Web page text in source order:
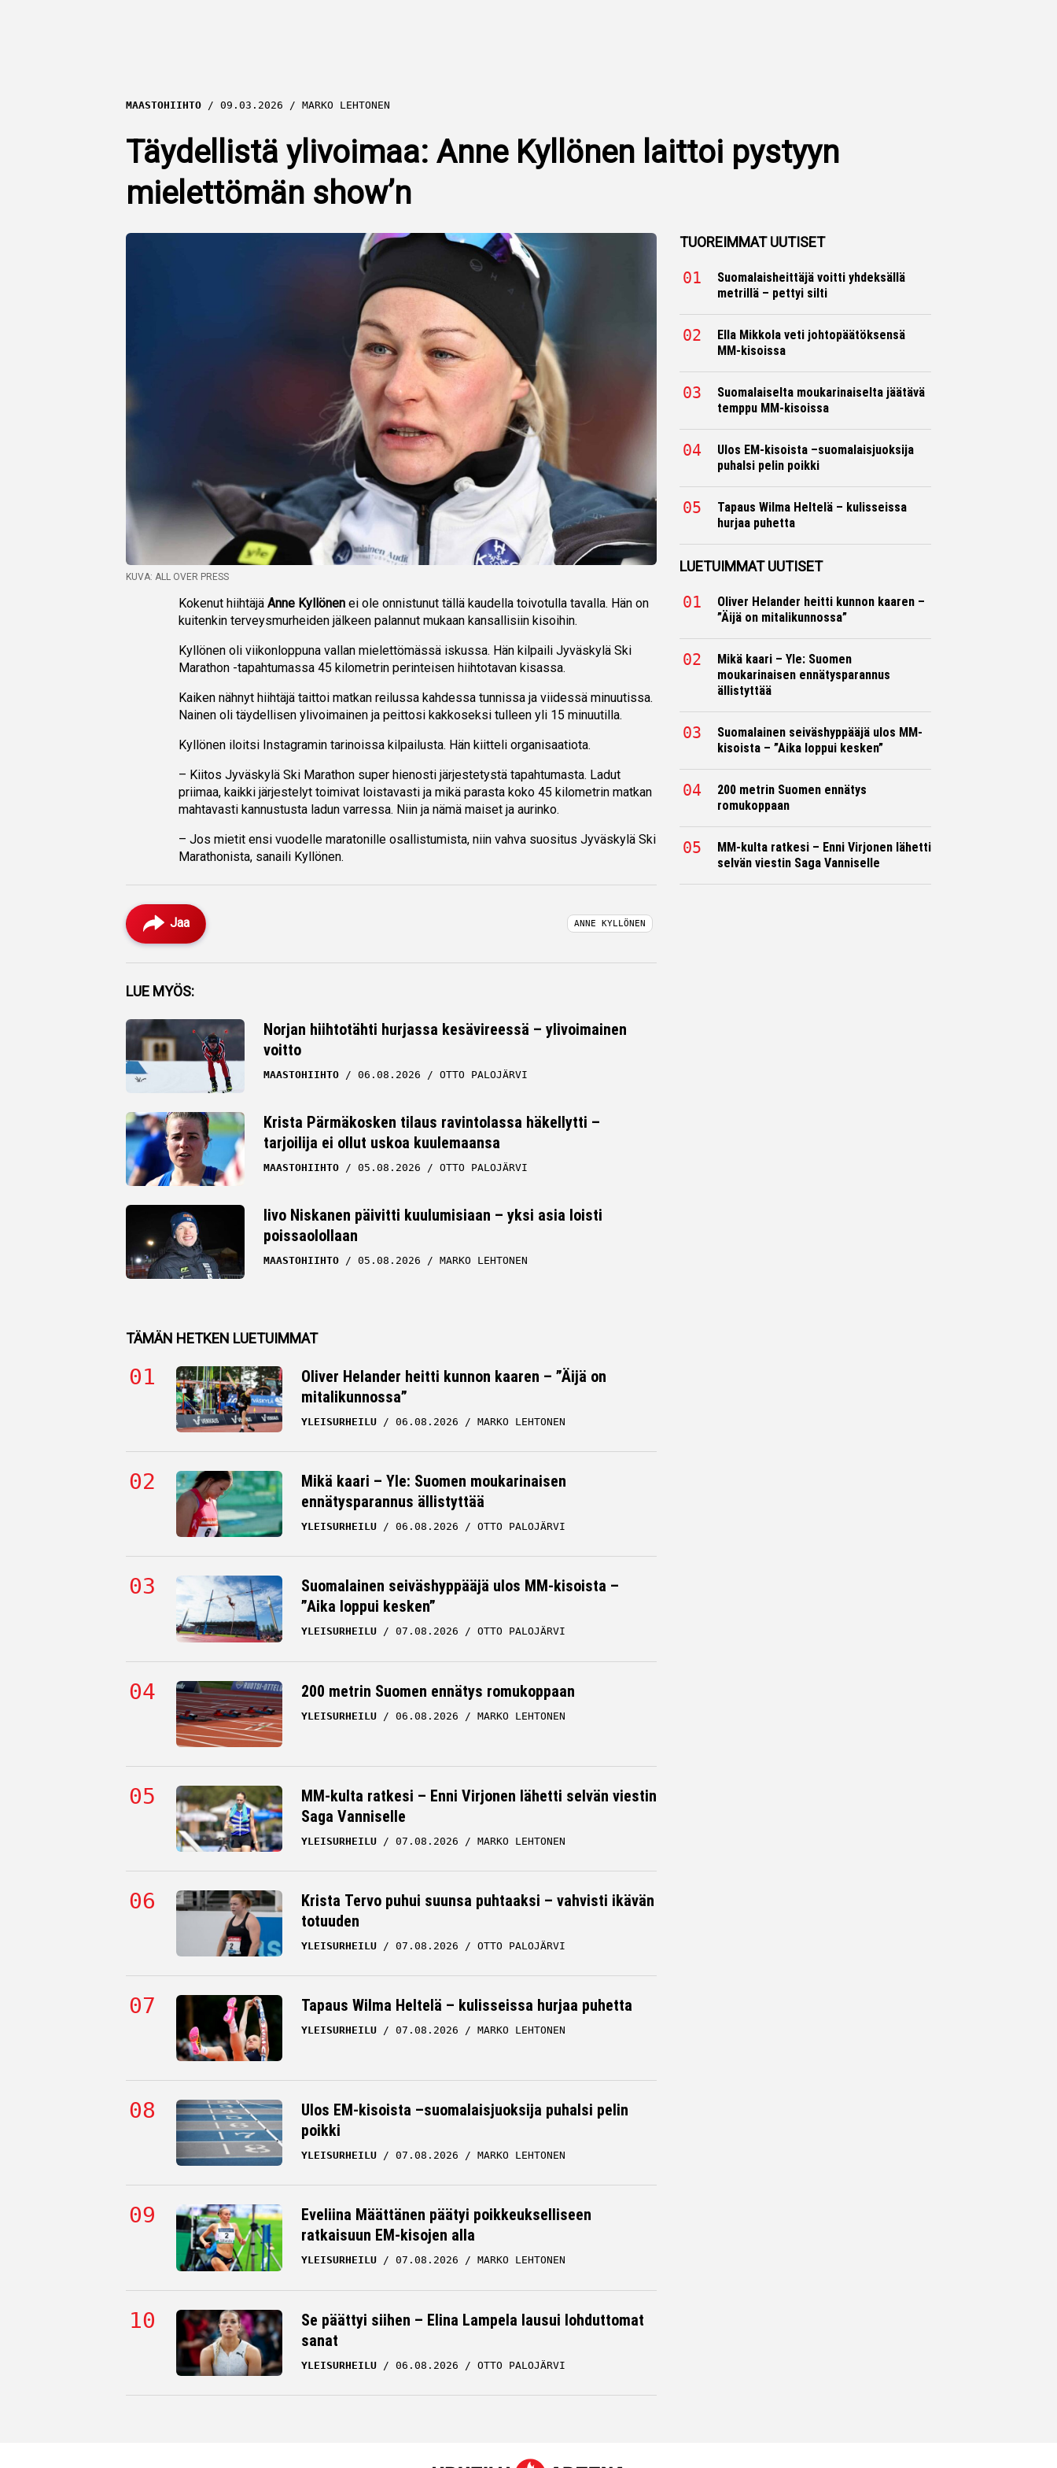
MAASTOHIIHTO 09.03.2026 MARKO LEHTONEN
Täydellistä ylivoimaa: Anne Kyllönen laittoi pystyyn
mielettömän show’n
KUVA: ALL OVER PRESS
Kokenut hiihtäjäAnne Kyllönenei ole onnistunut tällä kaudella toivotulla tavalla. Hän on
kuitenkin terveysmurheiden jälkeen palannut mukaan kansallisiin kisoihin.
Kyllönen oli viikonloppuna vallan mielettömässä iskussa. Hän kilpaili Jyväskylä Ski
Marathon -tapahtumassa 45 kilometrin perinteisen hiihtotavan kisassa.
Kaiken nähnyt hiihtäjä taittoi matkan reilussa kahdessa tunnissa ja viidessä minuutissa.
Nainen oli täydellisen ylivoimainen ja peittosi kakkoseksi tulleen yli 15 minuutilla.
Kyllönen iloitsi Instagramin tarinoissa kilpailusta. Hän kiitteli organisaatiota.
– Kiitos Jyväskylä Ski Marathon super hienosti järjestetystä tapahtumasta. Ladut
priimaa, kaikki järjestelyt toimivat loistavasti ja mikä parasta koko 45 kilometrin matkan
mahtavasti kannustusta ladun varressa. Niin ja nämä maiset ja aurinko.
– Jos mietit ensi vuodelle maratonille osallistumista, niin vahva suositus Jyväskylä Ski
Marathonista, sanaili Kyllönen.
Jaa
Facebook
Twitter
Whatsapp
ANNE KYLLÖNEN
LUE MYÖS:
Norjan hiihtotähti hurjassa kesävireessä – ylivoimainen
voitto
MAASTOHIIHTO 06.08.2026 OTTO PALOJÄRVI
Krista Pärmäkosken tilaus ravintolassa häkellytti –
tarjoilija ei ollut uskoa kuulemaansa
MAASTOHIIHTO 05.08.2026 OTTO PALOJÄRVI
Iivo Niskanen päivitti kuulumisiaan – yksi asia loisti
poissaolollaan
MAASTOHIIHTO 05.08.2026 MARKO LEHTONEN
TÄMÄN HETKEN LUETUIMMAT
Oliver Helander heitti kunnon kaaren – ”Äijä on
mitalikunnossa”
YLEISURHEILU 06.08.2026 MARKO LEHTONEN
Mikä kaari – Yle: Suomen moukarinaisen
ennätysparannus ällistyttää
YLEISURHEILU 06.08.2026 OTTO PALOJÄRVI
Suomalainen seiväshyppääjä ulos MM-kisoista –
”Aika loppui kesken”
YLEISURHEILU 07.08.2026 OTTO PALOJÄRVI
200 metrin Suomen ennätys romukoppaan
YLEISURHEILU 06.08.2026 MARKO LEHTONEN
MM-kulta ratkesi – Enni Virjonen lähetti selvän viestin
Saga Vanniselle
YLEISURHEILU 07.08.2026 MARKO LEHTONEN
Krista Tervo puhui suunsa puhtaaksi – vahvisti ikävän
totuuden
YLEISURHEILU 07.08.2026 OTTO PALOJÄRVI
Tapaus Wilma Heltelä – kulisseissa hurjaa puhetta
YLEISURHEILU 07.08.2026 MARKO LEHTONEN
Ulos EM-kisoista –suomalaisjuoksija puhalsi pelin
poikki
YLEISURHEILU 07.08.2026 MARKO LEHTONEN
Eveliina Määttänen päätyi poikkeukselliseen
ratkaisuun EM-kisojen alla
YLEISURHEILU 07.08.2026 MARKO LEHTONEN
Se päättyi siihen – Elina Lampela lausui lohduttomat
sanat
YLEISURHEILU 06.08.2026 OTTO PALOJÄRVI
TUOREIMMAT UUTISET
Suomalaisheittäjä voitti yhdeksällä
metrillä – pettyi silti
Ella Mikkola veti johtopäätöksensä
MM-kisoissa
Suomalaiselta moukarinaiselta jäätävä
temppu MM-kisoissa
Ulos EM-kisoista –suomalaisjuoksija
puhalsi pelin poikki
Tapaus Wilma Heltelä – kulisseissa
hurjaa puhetta
LUETUIMMAT UUTISET
Oliver Helander heitti kunnon kaaren –
”Äijä on mitalikunnossa”
Mikä kaari – Yle: Suomen
moukarinaisen ennätysparannus
ällistyttää
Suomalainen seiväshyppääjä ulos MM-
kisoista – ”Aika loppui kesken”
200 metrin Suomen ennätys
romukoppaan
MM-kulta ratkesi – Enni Virjonen lähetti
selvän viestin Saga Vanniselle